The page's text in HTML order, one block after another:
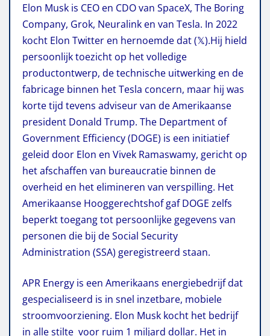
Elon Musk is CEO en CDO van SpaceX, The Boring
Company, Grok, Neuralink en van Tesla. In 2022
kocht Elon Twitter en hernoemde dat (𝕏).Hij hield
persoonlijk toezicht op het volledige
productontwerp, de technische uitwerking en de
fabricage binnen het Tesla concern, maar hij was
korte tijd tevens adviseur van de Amerikaanse
president Donald Trump. The Department of
Government Efficiency (DOGE) is een initiatief
geleid door Elon en Vivek Ramaswamy, gericht op
het afschaffen van bureaucratie binnen de
overheid en het elimineren van verspilling. Het
Amerikaanse Hooggerechtshof gaf DOGE zelfs
beperkt toegang tot persoonlijke gegevens van
personen die bij de Social Security
Administration (SSA) geregistreerd staan.
APR Energy is een Amerikaans energiebedrijf dat
gespecialiseerd is in snel inzetbare, mobiele
stroomvoorziening. Elon Musk kocht het bedrijf
in alle stilte voor ruim 1 miljard dollar. Het in